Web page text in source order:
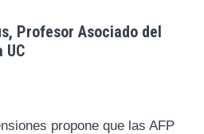
Profesor Asociado del
UC
propone que las AFP